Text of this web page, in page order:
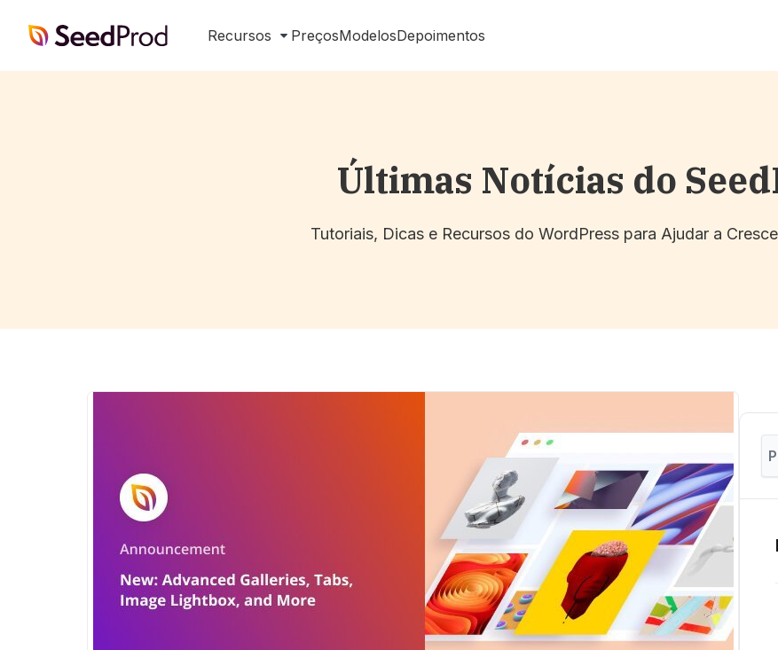
SeedProd Recursos PreçosModelosDepoimentos
Últimas Notícias do
Tutoriais, Dicas e Recursos do WordPress para Ajudar a